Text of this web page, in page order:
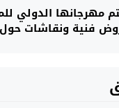
مهرجانها الدولي
فنية ونقاشات